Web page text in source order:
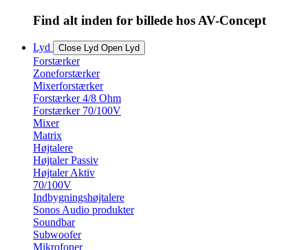
Find alt inden for billede hos AV-Concept
Lyd Close Lyd Open Lyd
Forstærker
Zoneforstærker
Mixerforstærker
Forstærker 4/8 Ohm
Forstærker 70/100V
Mixer
Matrix
Højtalere
Højtaler Passiv
Højtaler Aktiv
70/100V
Indbygningshøjtalere
Sonos Audio produkter
Soundbar
Subwoofer
Mikrofoner